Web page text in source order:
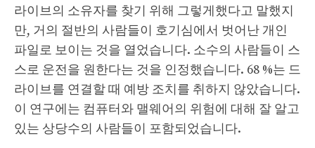
라이브의 소유자를 찾기 위해 그렇게했다고 말했지
만, 거의 절반의 사람들이 호기심에서 벗어난 개인
파일로 보이는 것을 열었습니다. 소수의 사람들이 스
스로 운전을 원한다는 것을 인정했습니다. 68 %는 드
라이브를 연결할 때 예방 조치를 취하지 않았습니다.
이 연구에는 컴퓨터와 맬웨어의 위험에 대해 잘 알고
있는 상당수의 사람들이 포함되었습니다.